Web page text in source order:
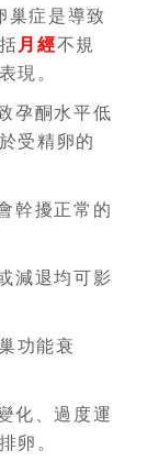
巢症是導致
月經不規
現。
孕酮水平低
受精卵的
幹擾正常的
減退均可影
功能衰
化、過度運
卵。